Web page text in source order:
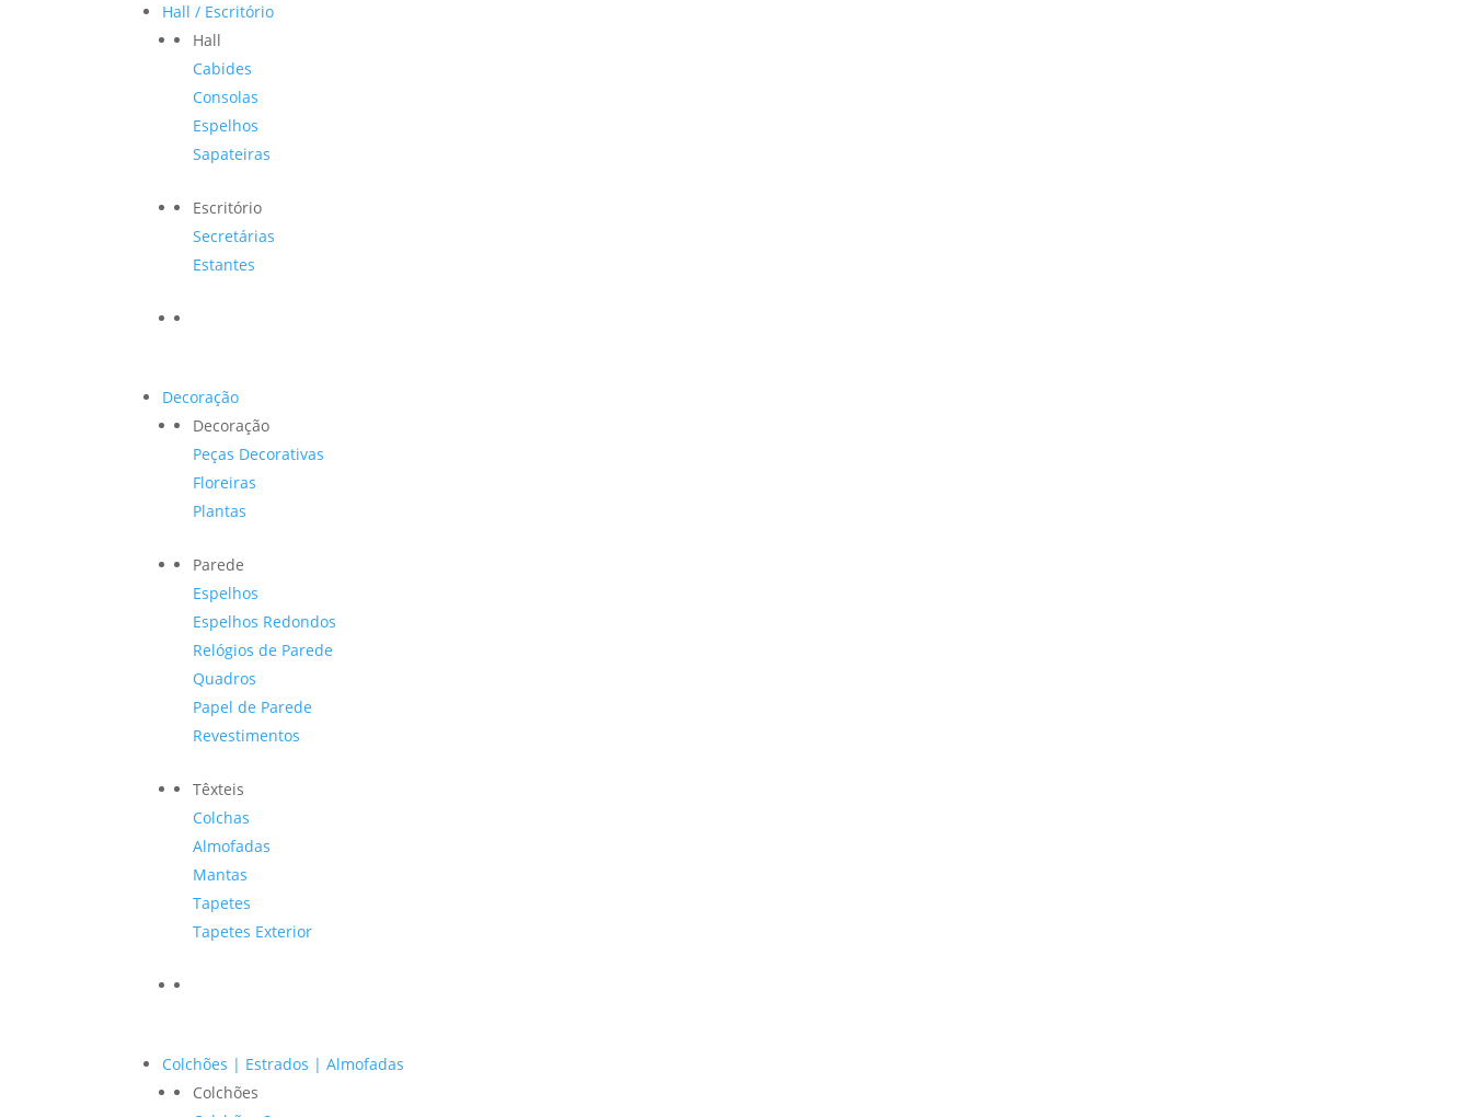
Hall / Escritório
Hall
Cabides
Consolas
Espelhos
Sapateiras
Escritório
Secretárias
Estantes
Decoração
Decoração
Peças Decorativas
Floreiras
Plantas
Parede
Espelhos
Espelhos Redondos
Relógios de Parede
Quadros
Papel de Parede
Revestimentos
Têxteis
Colchas
Almofadas
Mantas
Tapetes
Tapetes Exterior
Colchões | Estrados | Almofadas
Colchões